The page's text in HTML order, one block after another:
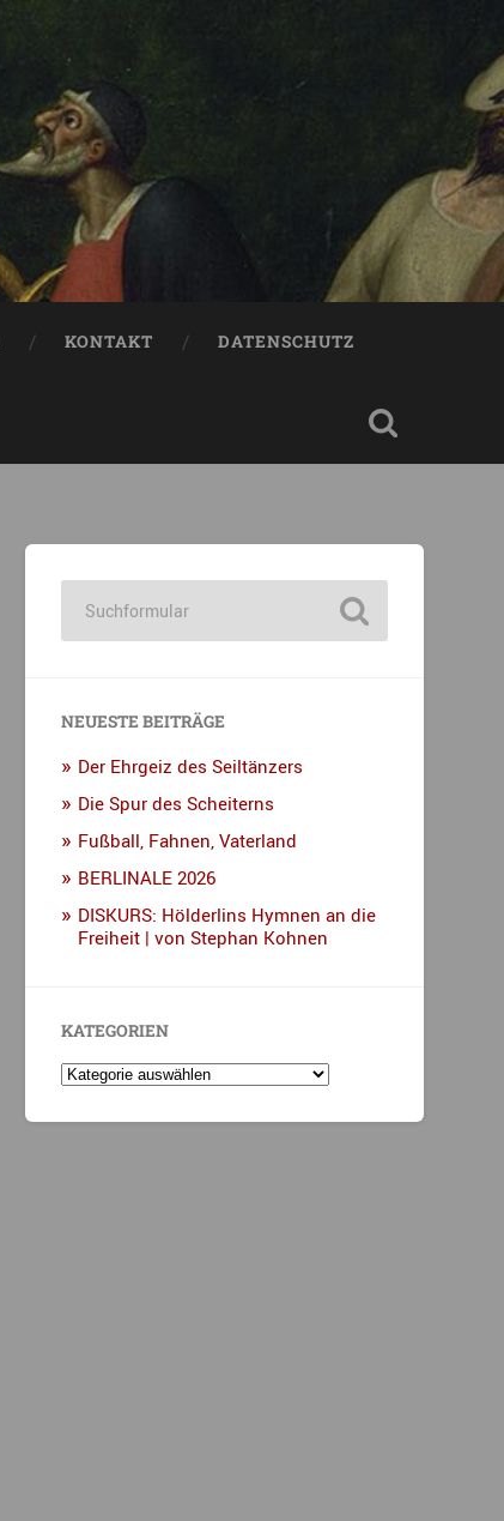
KONTAKT DATENSCHUTZ
NEUESTE BEITRÄGE
Der Ehrgeiz des Seiltänzers
Die Spur des Scheiterns
Fußball, Fahnen, Vaterland
BERLINALE 2026
DISKURS: Hölderlins Hymnen an die
Freiheit | von Stephan Kohnen
KATEGORIEN